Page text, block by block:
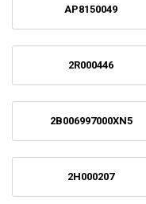
AP8150049
2R000446
2B006997000XN5
2H000207